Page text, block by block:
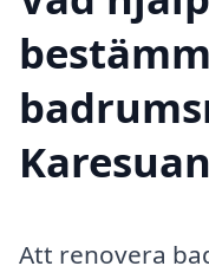
Att renovera